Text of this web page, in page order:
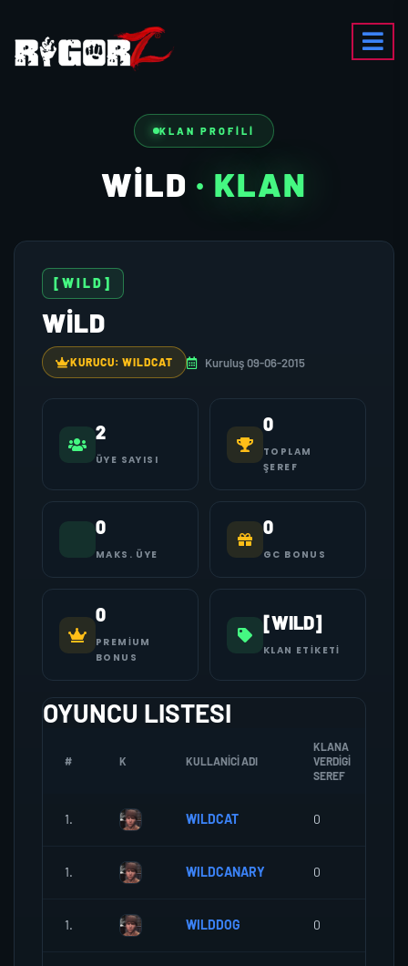
KLAN PROFILI
WILD · KLAN
[WILD]
WILD
KURUCU: WILDCAT Kuruluş 09-06-2015
2
ÜYE SAYISI
0
TOPLAM
ŞEREF
0
MAKS. ÜYE
0
GC BONUS
0
PREMIUM
BONUS
[WILD]
KLAN ETIKETI
OYUNCU LISTESI
# K KULLANICI ADI
KLANA
VERDIGI
SEREF
1. WILDCAT 0
1. WILDCANARY 0
1. WILDDOG 0